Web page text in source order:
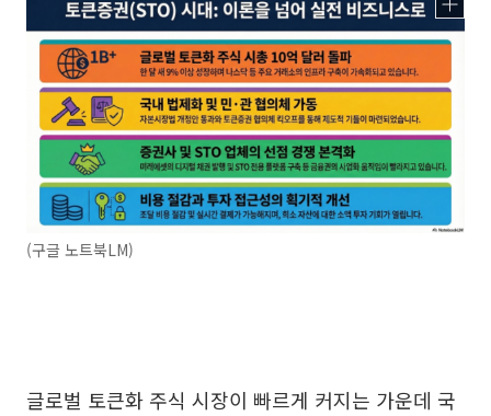
(구글 노트북LM)
글로벌 토큰화 주식 시장이 빠르게 커지는 가운데 국